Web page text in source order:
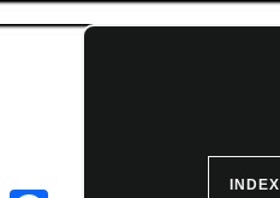
INDEX